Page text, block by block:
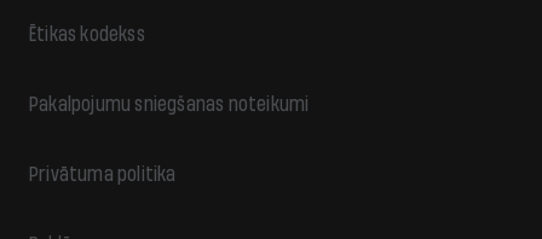
Ētikas kodekss
Pakalpojumu sniegšanas noteikumi
Privātuma politika